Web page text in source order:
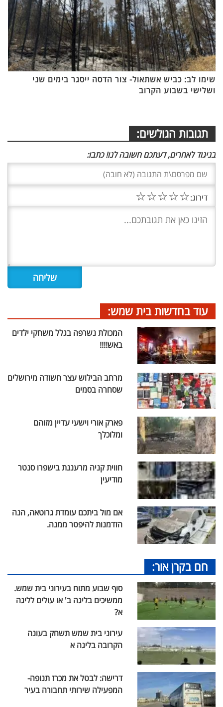
שימו לב: כביש אשתאול- צור הדסה ייסגר בימים שני
ושלישי בשבוע הקרוב
תגובות הגולשים:
בניגוד לאחרים, דעתכם חשובה לנו! כתבו:
דירוג:☆
☆
☆
☆
☆
עוד בחדשות בית שמש:
המכולת נשרפה בגלל משחקי ילדים
באש!!!!
מרחב הבילוש עצר חשודה מירושלים
שסחרה בסמים
פארק אורי וישעי עדיין מזוהם
ומלוכלך
חווית קניה מרעננת בישפרו סנטר
מודיעין
אם מול ביתכם עומדת גרוטאה, הנה
הזדמנות להיפטר ממנה.
חם בקרן אור:
סוף שבוע מתוח בעירוני בית שמש.
ממשיכים בליגה ב' או עולים לליגה
א?
עירוני בית שמש תשחק בעונה
הקרובה בליגה א
דרישה: לבטל את מכרז תנופה-
המפעילה שירותי תחבורה בעיר